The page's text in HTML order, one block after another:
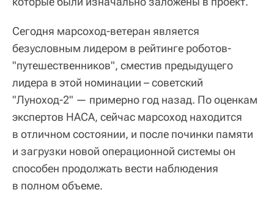
Сегодня марсоход-ветеран является
безусловным лидером в рейтинге роботов-
"путешественников", сместив предыдущего
лидера в этой номинации – советский
"Луноход-2" — примерно год назад. По оценкам
экспертов НАСА, сейчас марсоход находится
в отличном состоянии, и после починки памяти
и загрузки новой операционной системы он
способен продолжать вести наблюдения
в полном объеме.